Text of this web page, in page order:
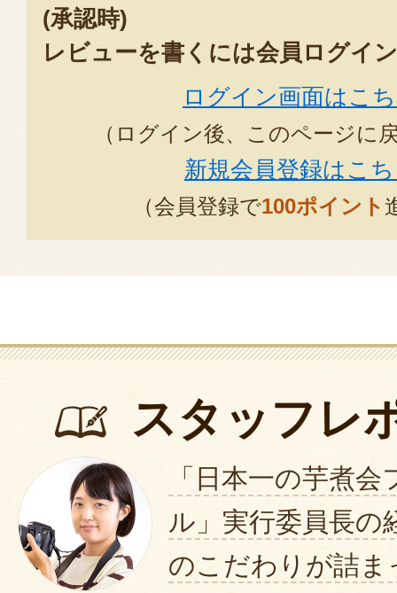
(承認時)
レビューを書くには会員ログイ
ログイン画面はこ
（ログイン後、このページに
新規会員登録はこ
（会員登録で100ポイント
スタッフレ
「日本一の芋煮
ル」実行委員長の
のこだわりが詰ま